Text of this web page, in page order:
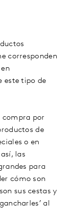
corresponden
este tipo de
compra por
de
o en
las
para
cómo son
sus cestas y
al